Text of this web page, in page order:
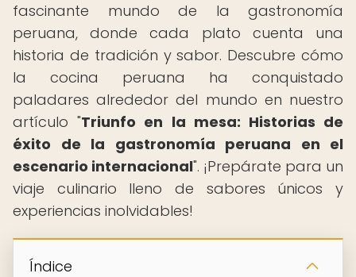
fascinante mundo de la gastronomía
peruana, donde cada plato cuenta una
historia de tradición y sabor. Descubre cómo
la cocina peruana ha conquistado
paladares alrededor del mundo en nuestro
artículo "Triunfo en la mesa: Historias de
éxito de la gastronomía peruana en el
escenario internacional". ¡Prepárate para un
viaje culinario lleno de sabores únicos y
experiencias inolvidables!
Índice